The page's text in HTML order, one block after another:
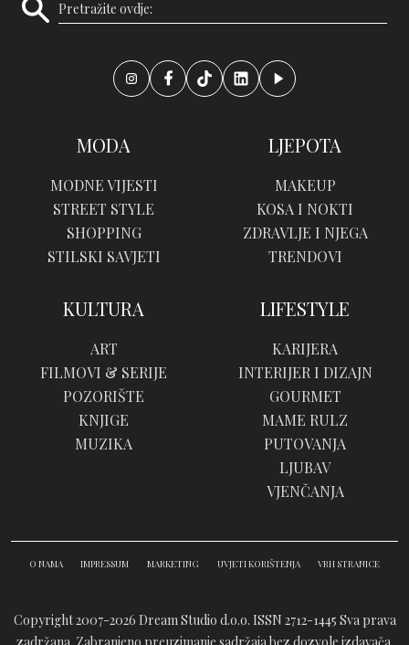
MODA
MODNE VIJESTI
STREET STYLE
SHOPPING
STILSKI SAVJETI
LJEPOTA
MAKEUP
KOSA I NOKTI
ZDRAVLJE I NJEGA
TRENDOVI
KULTURA
ART
FILMOVI & SERIJE
POZORIŠTE
KNJIGE
MUZIKA
LIFESTYLE
KARIJERA
INTERIJER I DIZAJN
GOURMET
MAME RULZ
PUTOVANJA
LJUBAV
VJENČANJA
O NAMA IMPRESSUM MARKETING UVJETI KORIŠTENJA VRH STRANICE
Copyright 2007-2026 Dream Studio d.o.o. ISSN 2712-1445 Sva prava